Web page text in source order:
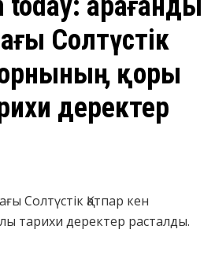
Солтүстік
орныныӊ қоры
деректер
Солтүстік Қатпар кен
тарихи деректер расталды.